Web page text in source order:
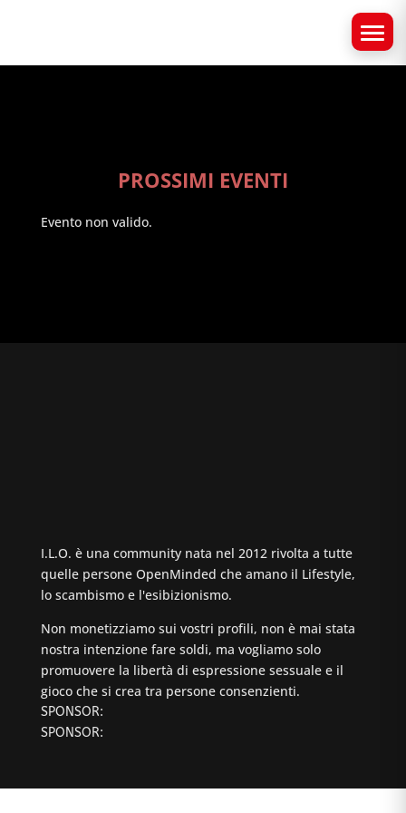
PROSSIMI EVENTI
Evento non valido.
I.L.O. è una community nata nel 2012 rivolta a tutte
quelle persone OpenMinded che amano il Lifestyle,
lo scambismo e l'esibizionismo.
Non monetizziamo sui vostri profili, non è mai stata
nostra intenzione fare soldi, ma vogliamo solo
promuovere la libertà di espressione sessuale e il
gioco che si crea tra persone consenzienti.
SPONSOR:
SPONSOR: